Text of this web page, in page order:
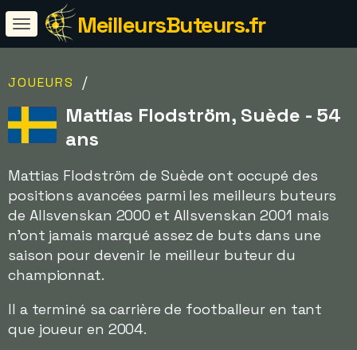
MeilleursButeurs.fr
JOUEURS /
Mattias Flodström, Suède - 54
ans
Mattias Flodström de Suède ont occupé des
positions avancées parmi les meilleurs buteurs
de Allsvenskan 2000 et Allsvenskan 2001 mais
n'ont jamais marqué assez de buts dans une
saison pour devenir le meilleur buteur du
championnat.
Il a terminé sa carrière de footballeur en tant
que joueur en 2004.